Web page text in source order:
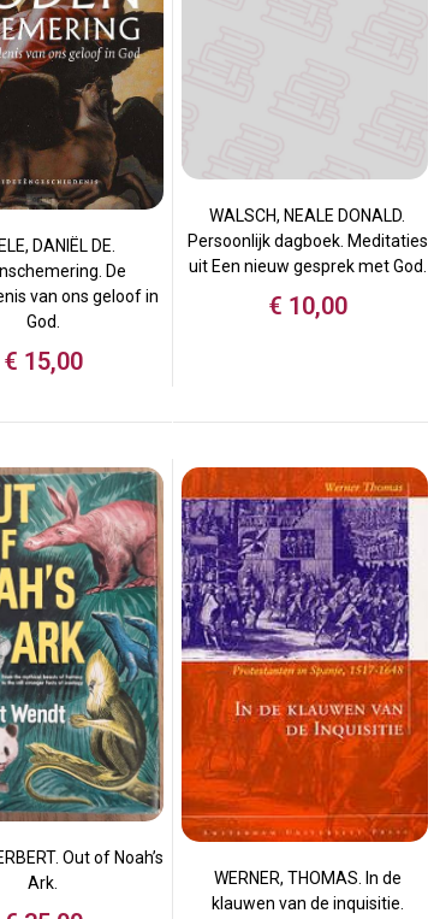
DANIËL DE.
De
van ons geloof in
God.
€ 15,00
WALSCH, NEALE DONALD.
Persoonlijk dagboek. Meditaties
uit Een nieuw gesprek met God.
€ 10,00
Out of Noah’s
Ark.
WERNER, THOMAS. In de
klauwen van de inquisitie.